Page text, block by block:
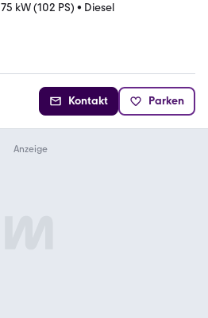
75 kW (102 PS) • Diesel
Kontakt Parken